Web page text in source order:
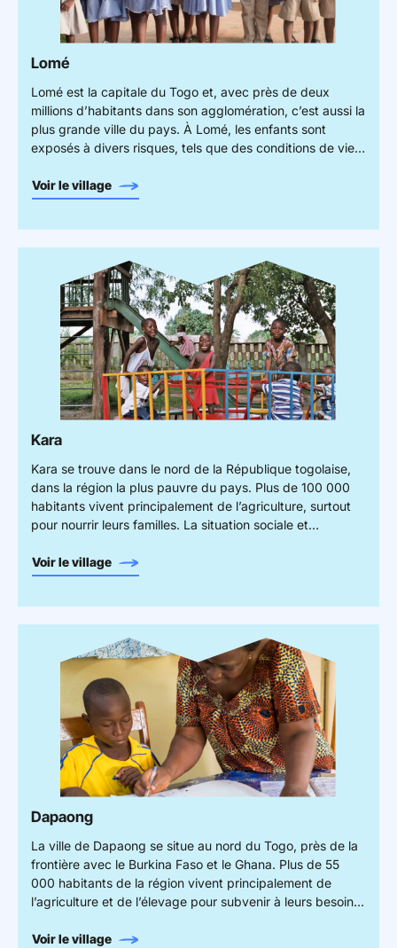
Lomé
Lomé est la capitale du Togo et, avec près de deux
millions d’habitants dans son agglomération, c’est aussi la
plus grande ville du pays. À Lomé, les enfants sont
exposés à divers risques, tels que des conditions de vie
malnutrition, la violence, et des inégalités en matière
d’éducation, exacerbés par la pauvreté et les
Voir le village
Kara
Kara se trouve dans le nord de la République togolaise,
dans la région la plus pauvre du pays. Plus de 100 000
habitants vivent principalement de l’agriculture, surtout
pour nourrir leurs familles. La situation sociale et
familles, qui peinent à rester unies, laissant de nombreux
enfants sans protection parentale. Parrainer le village
avec les ressources dont ils ont besoin pour s’épanouir.
Voir le village
Dapaong
La ville de Dapaong se situe au nord du Togo, près de la
frontière avec le Burkina Faso et le Ghana. Plus de 55
000 habitants de la région vivent principalement de
l’agriculture et de l’élevage pour subvenir à leurs besoins,
coton soient également cultivés en vue de l’exportation.
Voir le village